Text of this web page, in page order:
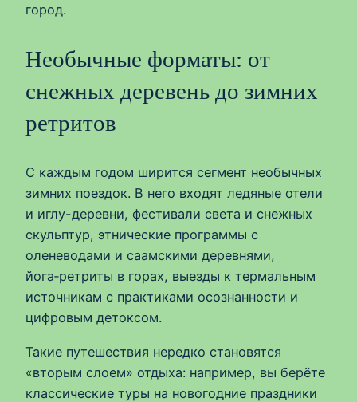
город.
Необычные форматы: от
снежных деревень до зимних
ретритов
С каждым годом ширится сегмент необычных
зимних поездок. В него входят ледяные отели
и иглу-деревни, фестивали света и снежных
скульптур, этнические программы с
оленеводами и саамскими деревнями,
йога‑ретриты в горах, выезды к термальным
источникам с практиками осознанности и
цифровым детоксом.
Такие путешествия нередко становятся
«вторым слоем» отдыха: например, вы берёте
классические туры на новогодние праздники